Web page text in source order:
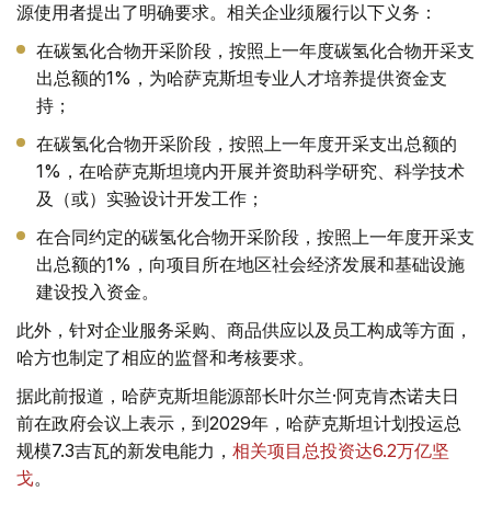
源使用者提出了明确要求。相关企业须履行以下义务：
在碳氢化合物开采阶段，按照上一年度碳氢化合物开采支
出总额的1%，为哈萨克斯坦专业人才培养提供资金支
持；
在碳氢化合物开采阶段，按照上一年度开采支出总额的
1%，在哈萨克斯坦境内开展并资助科学研究、科学技术
及（或）实验设计开发工作；
在合同约定的碳氢化合物开采阶段，按照上一年度开采支
出总额的1%，向项目所在地区社会经济发展和基础设施
建设投入资金。
此外，针对企业服务采购、商品供应以及员工构成等方面，
哈方也制定了相应的监督和考核要求。
据此前报道，哈萨克斯坦能源部长叶尔兰·阿克肯杰诺夫日
前在政府会议上表示，到2029年，哈萨克斯坦计划投运总
规模7.3吉瓦的新发电能力， 相关项目总投资达6.2万亿坚
戈。